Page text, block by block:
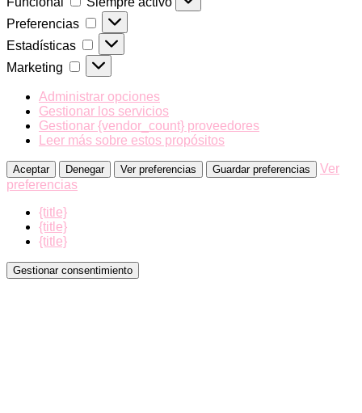
Preferencias
Preferencias
Estadísticas Estadísticas
Marketing Marketing
Administrar opciones
Gestionar los servicios
Gestionar {vendor_count} proveedores
Leer más sobre estos propósitos
Aceptar Denegar Ver preferencias Guardar preferencias
Ver
preferencias
{title}
{title}
{title}
Gestionar consentimiento